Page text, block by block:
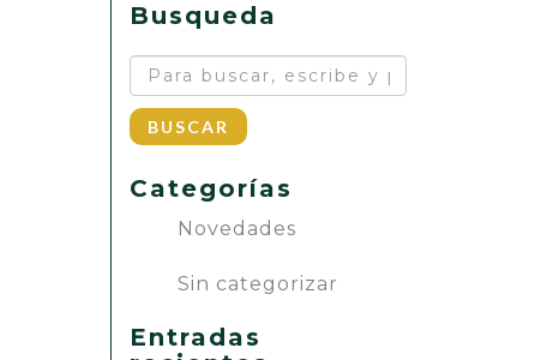
Busqueda
BUSCAR
Categorías
Novedades
Sin categorizar
Entradas